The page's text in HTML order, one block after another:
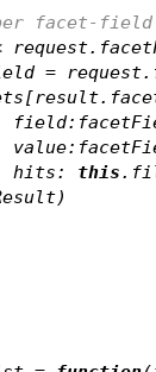
per facet-field
=
            		hits:
this